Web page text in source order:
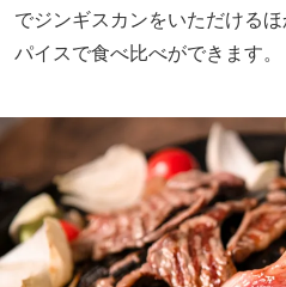
でジンギスカンをいただける
パイスで食べ比べができます。